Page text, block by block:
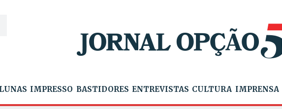
IMPRESSO BASTIDORES ENTREVISTAS CULTURA IMPRENSA